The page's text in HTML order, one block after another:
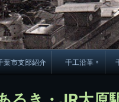
葉市支部紹介 千工沿革